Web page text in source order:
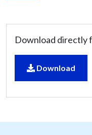
Download directly
Download